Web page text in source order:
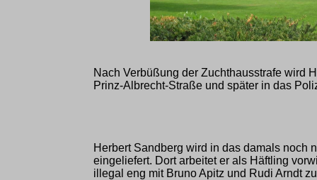
Nach Verbüßung der Zuchthausstrafe wird
Prinz-Albrecht-Straße und später in das
Herbert Sandberg wird in das damals noch
eingeliefert. Dort arbeitet er als Häftling
illegal eng mit Bruno Apitz und Rudi Arndt